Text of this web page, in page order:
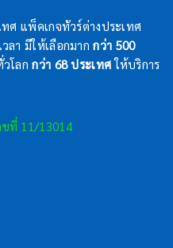
ศ แพ็คเกจทัวร์ต่างประเทศ
ลา มีให้เลือกมากกว่า 500
วโลกกว่า 68 ประเทศให้บริการ
ที่ 11/13014